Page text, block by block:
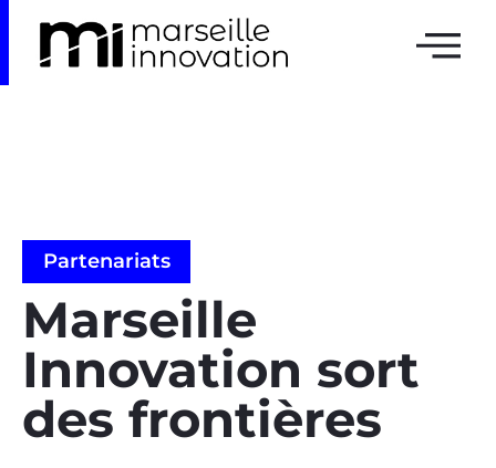
Partenariats
Marseille
Innovation sort
des frontières